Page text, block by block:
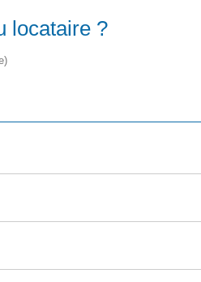
locataire ?